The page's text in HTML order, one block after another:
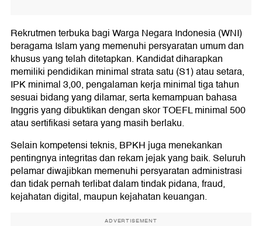
Rekrutmen terbuka bagi Warga Negara Indonesia (WNI)
beragama Islam yang memenuhi persyaratan umum dan
khusus yang telah ditetapkan. Kandidat diharapkan
memiliki pendidikan minimal strata satu (S1) atau setara,
IPK minimal 3,00, pengalaman kerja minimal tiga tahun
sesuai bidang yang dilamar, serta kemampuan bahasa
Inggris yang dibuktikan dengan skor TOEFL minimal 500
atau sertifikasi setara yang masih berlaku.
Selain kompetensi teknis, BPKH juga menekankan
pentingnya integritas dan rekam jejak yang baik. Seluruh
pelamar diwajibkan memenuhi persyaratan administrasi
dan tidak pernah terlibat dalam tindak pidana, fraud,
kejahatan digital, maupun kejahatan keuangan.
ADVERTISEMENT